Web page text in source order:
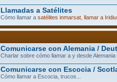
Llamadas a Satélites
Cómo llamar a satélites inmarsat, llamar a
Comunicarse con Alemania /
Charlar sobre cómo llamar a y desde Alemania
Comunicarse con Escocia /
Cómo llamar a Escocia, trucos...